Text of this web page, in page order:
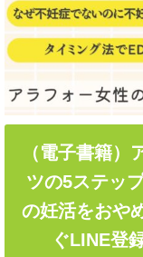
（電子書籍）
ツの5ステッ
の妊活をおや
ぐLINE登